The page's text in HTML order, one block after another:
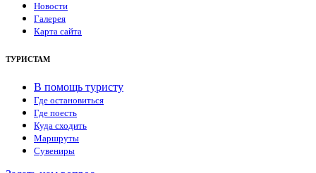
Новости
Галерея
Карта сайта
ТУРИСТАМ
В помощь туристу
Где остановиться
Где поесть
Куда сходить
Маршруты
Сувениры